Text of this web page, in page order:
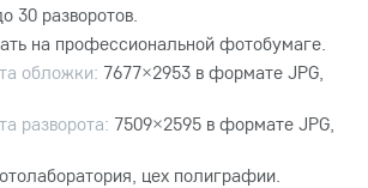
30 разворотов.
на профессиональной фотобумаге.
обложки: 7677×2953 в формате JPG,
разворота: 7509×2595 в формате JPG,
цех полиграфии.